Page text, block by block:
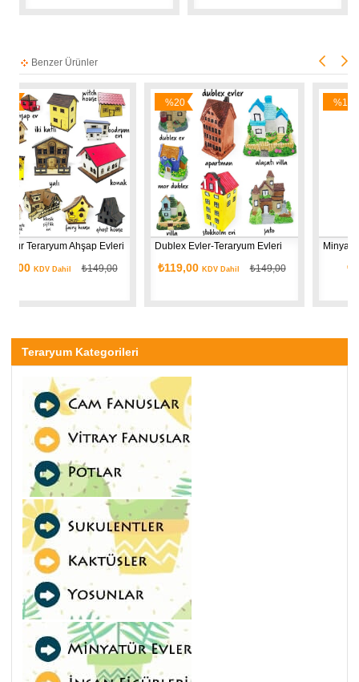
Benzer Ürünler
Ahşap Evleri
₺149,00
Dublex Evler-Teraryum Evleri
₺119,00 KDV Dahil ₺149,00
%20
İndirim
KDV
%13
İndirim
Teraryum Kategorileri